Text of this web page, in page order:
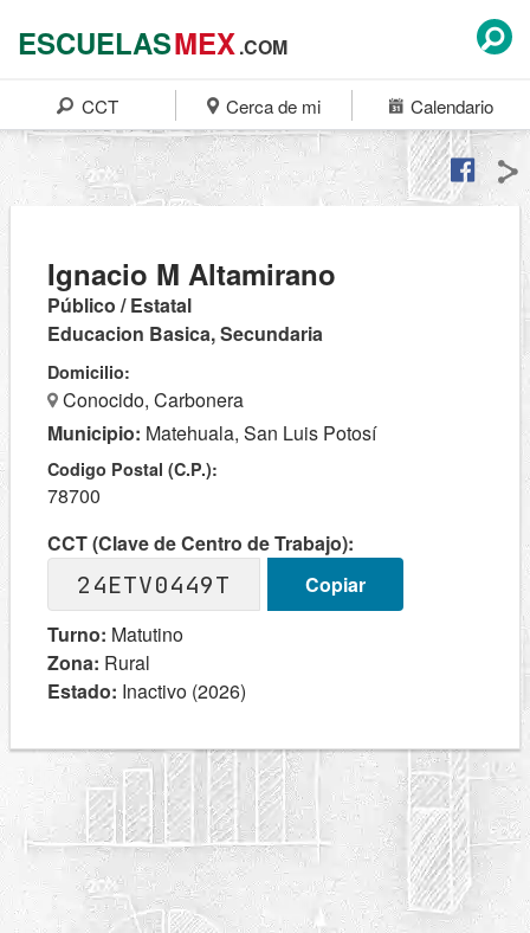
ESCUELASMEX.COM
CCT Cerca de mi Calendario
Ignacio M Altamirano
Público / Estatal
Educacion Basica, Secundaria
Domicilio:
Conocido, Carbonera
Municipio: Matehuala, San Luis Potosí
Codigo Postal (C.P.):
78700
CCT (Clave de Centro de Trabajo):
24ETV0449T
Copiar
Turno: Matutino
Zona: Rural
Estado: Inactivo (2026)